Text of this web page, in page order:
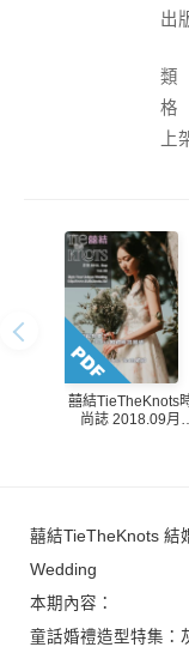
出
類
格
上
囍結TieTheKnots
尚誌 2018.09月
囍結TieTheKnots 結
Wedding
本期內容：
童話婚禮造型特集：